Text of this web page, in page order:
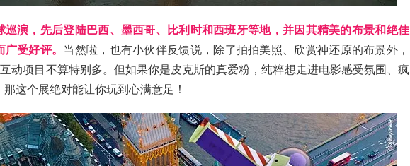
巡演，先后登陆巴西、墨西哥、比利时和西班牙等地，并因其精美的布景和绝佳
受好评。 当然啦，也有小伙伴反馈说，除了拍拍美照、欣赏神还原的布景外，
互动项目不算特别多。但如果你是皮克斯的真爱粉，纯粹想走进电影感受氛围、疯
这个展绝对能让你玩到心满意足！